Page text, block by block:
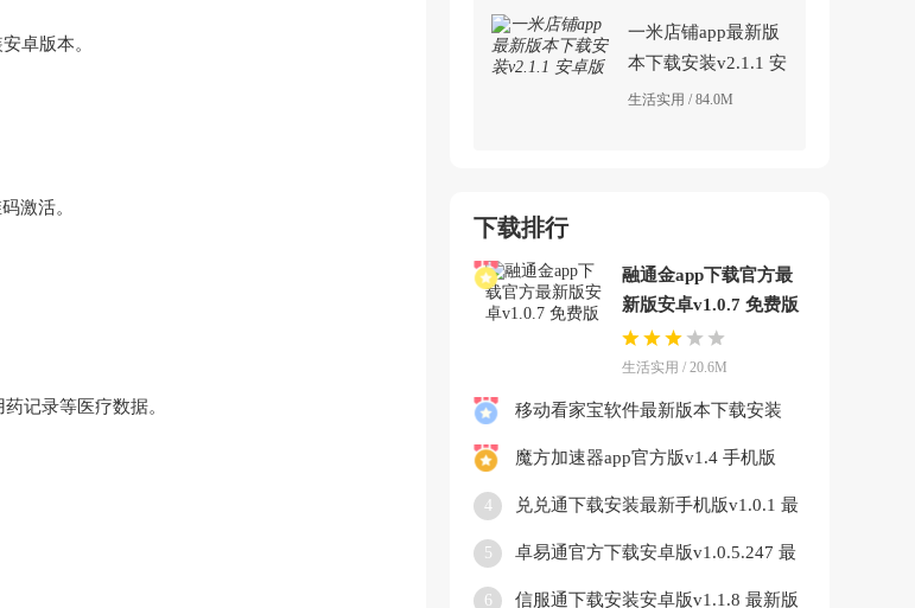
卓版本‌。
激活‌。
记录等医疗数据‌。
一米店铺app最新版
本下载安装v2.1.1 安
卓版
生活实用 / 84.0M
下载排行
融通金app下载官方最
新版安卓v1.0.7 免费版
生活实用 / 20.6M
移动看家宝软件最新版本下载安装
魔方加速器app官方版v1.4 手机版
4
兑兑通下载安装最新手机版v1.0.1 最
5
卓易通官方下载安卓版v1.0.5.247 最
6 信服通下载安装安卓版v1.1.8 最新版